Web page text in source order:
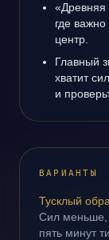
«Древняя
где
центр.
Главный
хватит
и
ВАРИАНТЫ
Тусклый
Сил меньше,
пять минут